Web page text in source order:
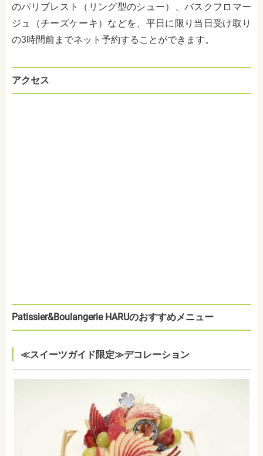
のパリブレスト（リング型のシュー）、バスクフロマー
ジュ（チーズケーキ）などを、平日に限り当日受け取り
の3時間前までネット予約することができます。
アクセス
Patissier&Boulangerie HARUのおすすめメニュー
≪スイーツガイド限定≫デコレーション